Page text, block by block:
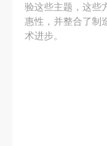
验这些主题，这些
惠性，并整合了制
术进步。